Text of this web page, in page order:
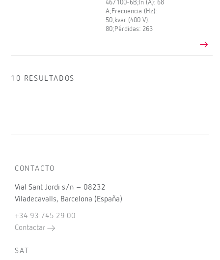
46/100-6B;In (A): 68
A;Frecuencia (Hz):
50;kvar (400 V):
80;Pérdidas: 263
10 RESULTADOS
CONTACTO
Vial Sant Jordi s/n – 08232
Viladecavalls, Barcelona (España)
+34 93 745 29 00
Contactar
SAT